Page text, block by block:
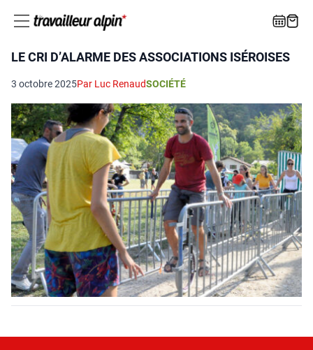
LE CRI D’ALARME DES ASSOCIATIONS ISÉROISES
3 octobre 2025Par Luc RenaudSOCIÉTÉ